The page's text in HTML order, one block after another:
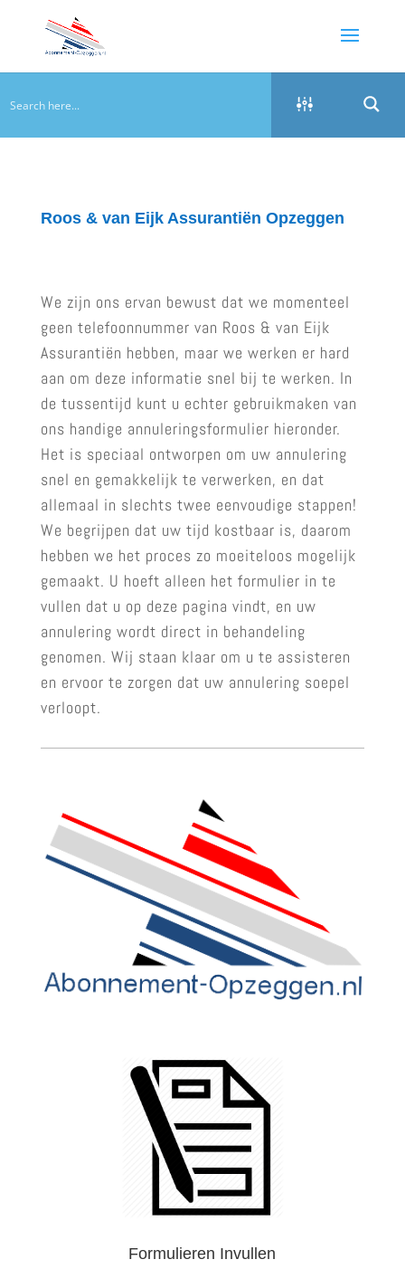
Roos & van Eijk Assurantiën Opzeggen
We zijn ons ervan bewust dat we momenteel
geen telefoonnummer van Roos & van Eijk
Assurantiën hebben, maar we werken er hard
aan om deze informatie snel bij te werken. In
de tussentijd kunt u echter gebruikmaken van
ons handige annuleringsformulier hieronder.
Het is speciaal ontworpen om uw annulering
snel en gemakkelijk te verwerken, en dat
allemaal in slechts twee eenvoudige stappen!
We begrijpen dat uw tijd kostbaar is, daarom
hebben we het proces zo moeiteloos mogelijk
gemaakt. U hoeft alleen het formulier in te
vullen dat u op deze pagina vindt, en uw
annulering wordt direct in behandeling
genomen. Wij staan klaar om u te assisteren
en ervoor te zorgen dat uw annulering soepel
verloopt.
Formulieren Invullen